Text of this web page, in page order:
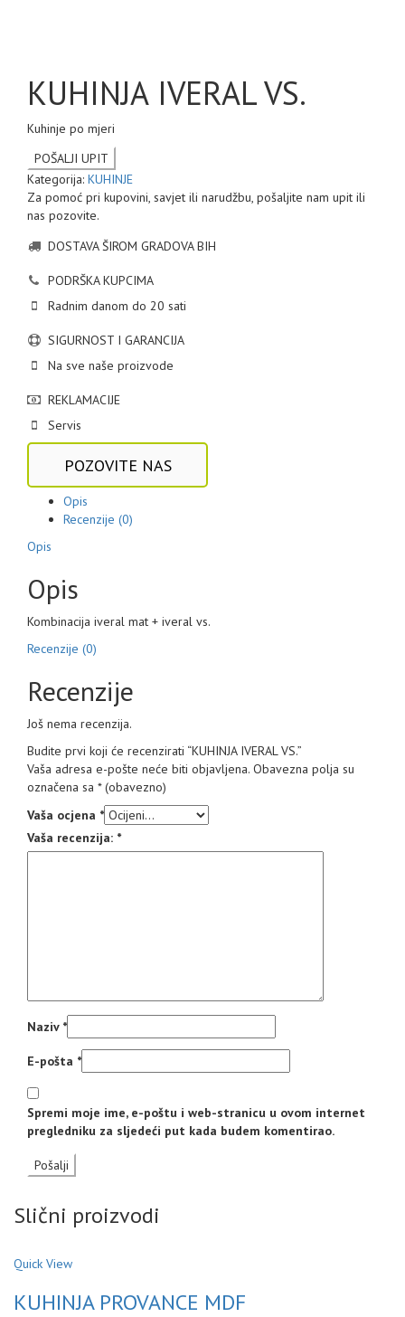
KUHINJA IVERAL VS.
Kuhinje po mjeri
Kategorija: KUHINJE
Za pomoć pri kupovini, savjet ili narudžbu, pošaljite nam upit ili
nas pozovite.
DOSTAVA ŠIROM GRADOVA BIH
PODRŠKA KUPCIMA
Radnim danom do 20 sati
SIGURNOST I GARANCIJA
Na sve naše proizvode
REKLAMACIJE
Servis
POZOVITE NAS
Opis
Recenzije (0)
Opis
Opis
Kombinacija iveral mat + iveral vs.
Recenzije (0)
Recenzije
Još nema recenzija.
Budite prvi koji će recenzirati “KUHINJA IVERAL VS.”
Vaša adresa e-pošte neće biti objavljena. Obavezna polja su
označena sa * (obavezno)
Vaša ocjena *
Vaša recenzija: *
Naziv *
E-pošta *
Spremi moje ime, e-poštu i web-stranicu u ovom internet
pregledniku za sljedeći put kada budem komentirao.
Slični proizvodi
Quick View
KUHINJA PROVANCE MDF